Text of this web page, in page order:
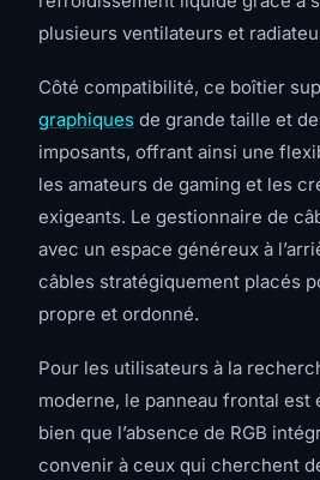
plusieurs ventilateurs et
Côté compatibilité, ce boîtier
graphiques de grande taille et
imposants, offrant ainsi une
les amateurs de gaming et les
exigeants. Le gestionnaire de
avec un espace généreux à
câbles stratégiquement placés
propre et ordonné.
Pour les utilisateurs à la
moderne, le panneau frontal est
bien que l’absence de RGB
convenir à ceux qui cherchent